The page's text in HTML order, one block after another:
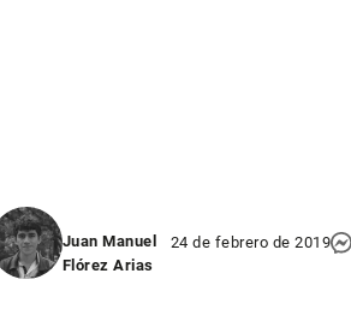
Juan Manuel
Flórez Arias
24 de febrero de 2019